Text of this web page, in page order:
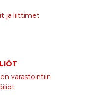
ja liittimet
varastointiin